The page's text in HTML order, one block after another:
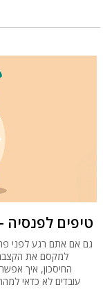
טיפים
גם אם אתם רגע לפני
למקסם את הקצבה
החיסכון, איך
עובדים לא כדאי